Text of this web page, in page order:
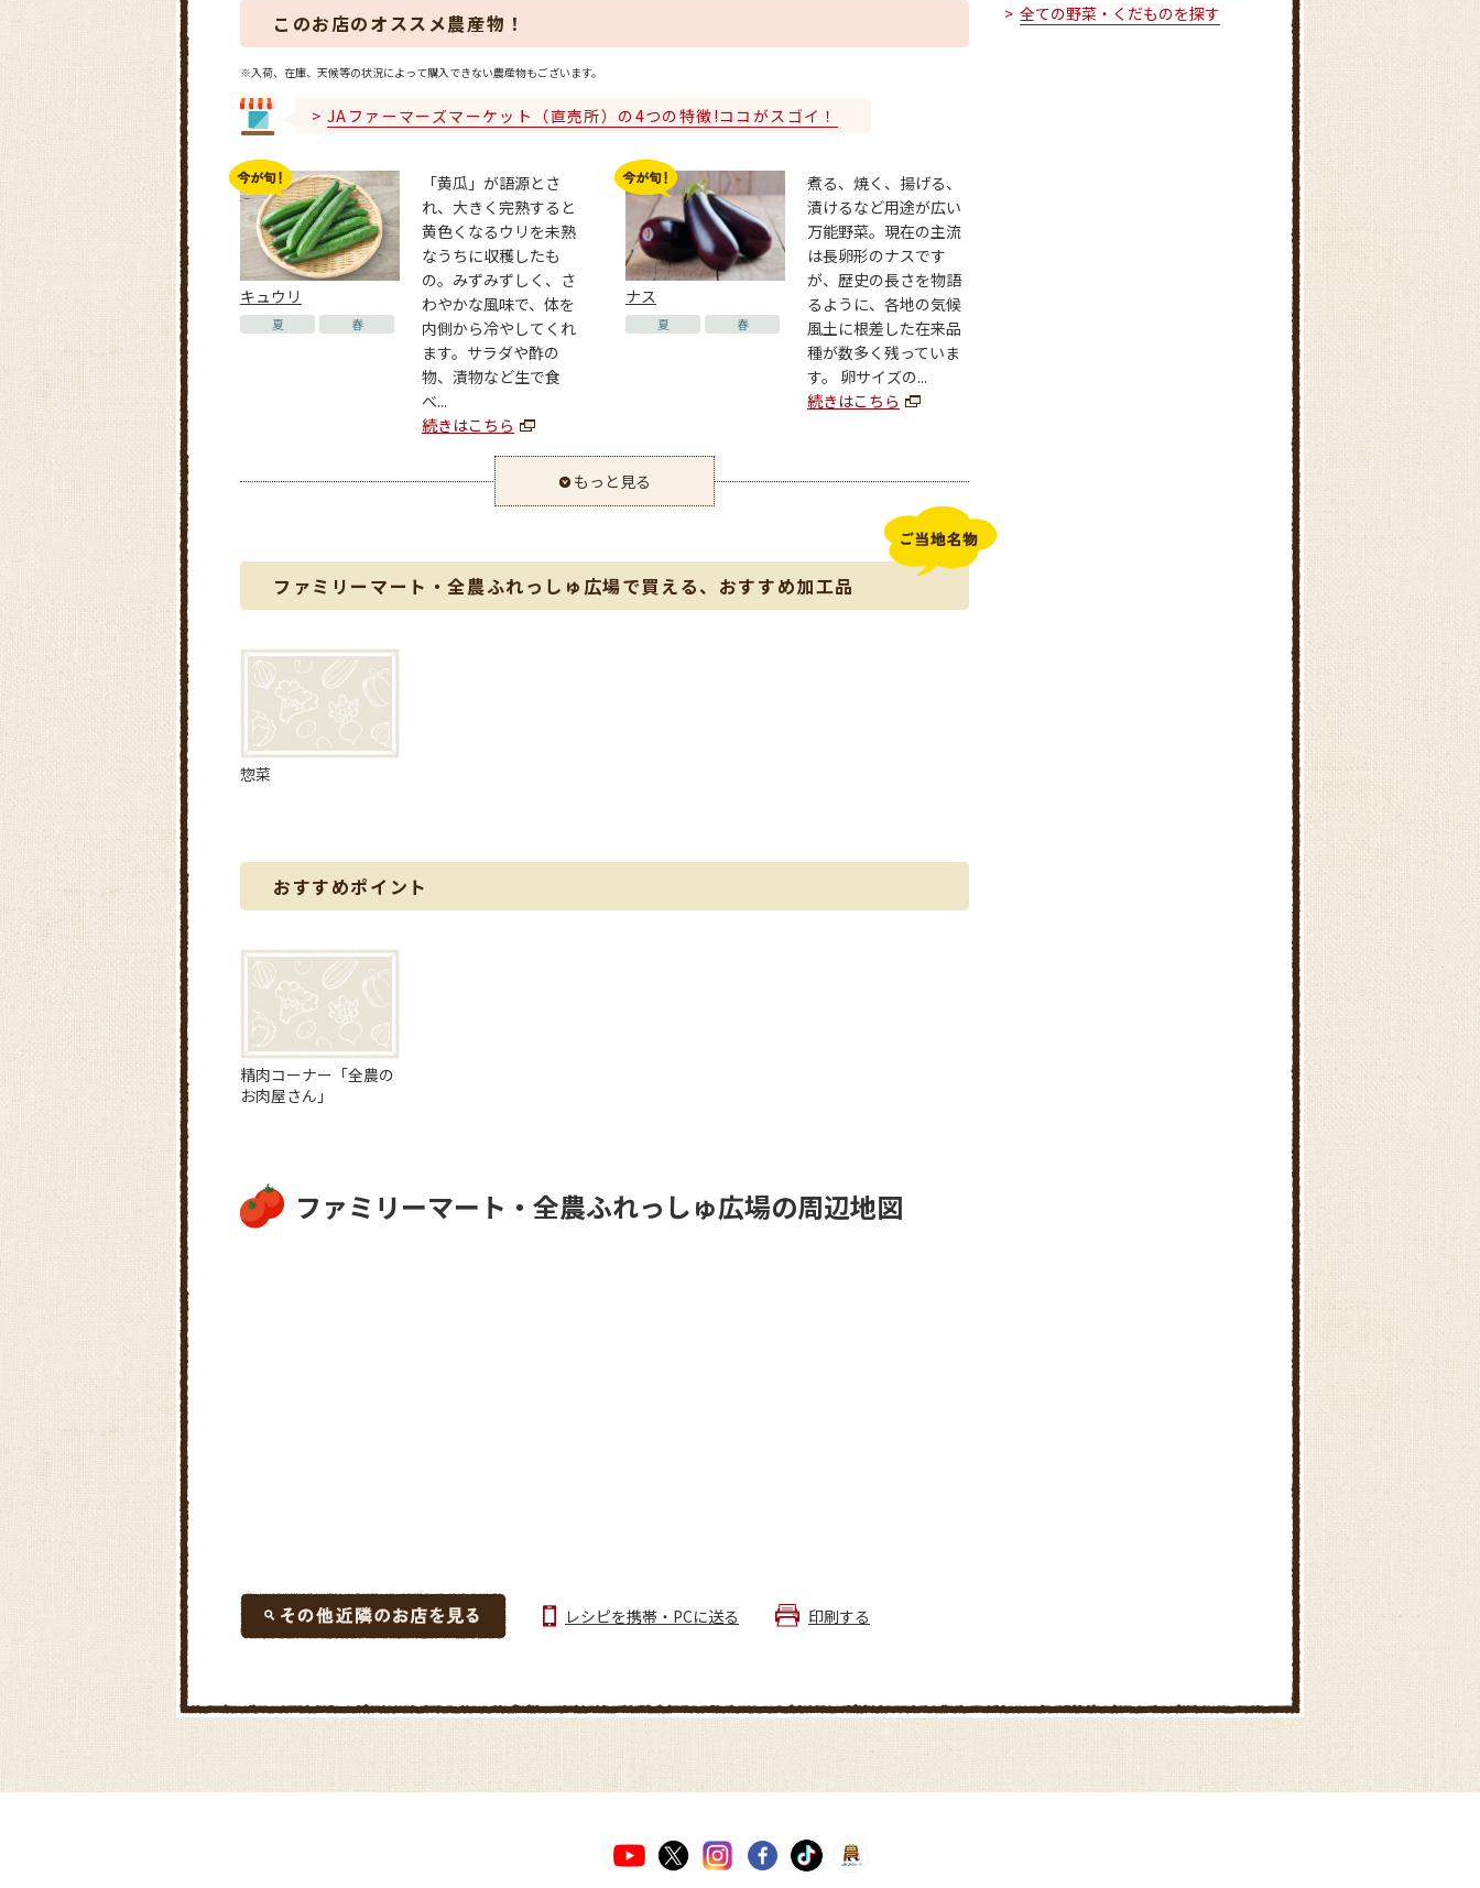
このお店のオススメ農産物！
※入荷、在庫、天候等の状況によって購入できない農産物もございます。
JAファーマーズマーケット（直売所）の4つの特徴!ココがスゴイ！
キュウリ
夏 春
「黄瓜」が語源とさ
れ、大きく完熟すると
黄色くなるウリを未熟
なうちに収穫したも
の。みずみずしく、さ
わやかな風味で、体を
内側から冷やしてくれ
ます。サラダや酢の
物、漬物など生で食
べ...
続きはこちら
ナス
夏 春
煮る、焼く、揚げる、
漬けるなど用途が広い
万能野菜。現在の主流
は長卵形のナスです
が、歴史の長さを物語
るように、各地の気候
風土に根差した在来品
種が数多く残っていま
す。 卵サイズの...
続きはこちら
もっと見る
ファミリーマート・全農ふれっしゅ広場で買える、おすすめ加工品
惣菜
おすすめポイント
精肉コーナー「全農の
お肉屋さん」
ファミリーマート・全農ふれっしゅ広場の周辺地図
レシピを携帯・PCに送る 印刷する
全ての野菜・くだものを探す